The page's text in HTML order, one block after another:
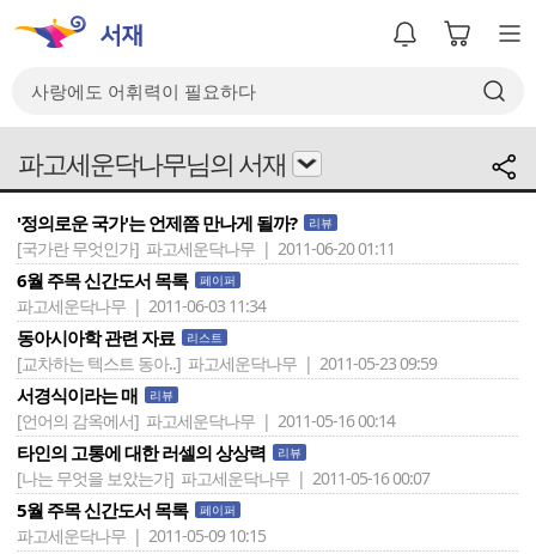
파고세운닥나무님의 서재
'정의로운 국가'는 언제쯤 만나게 될까? 리뷰
[국가란 무엇인가] 파고세운닥나무 | 2011-06-20 01:11
6월 주목 신간도서 목록 페이퍼
파고세운닥나무 | 2011-06-03 11:34
동아시아학 관련 자료 리스트
[교차하는 텍스트 동아..] 파고세운닥나무 | 2011-05-23 09:59
서경식이라는 매 리뷰
[언어의 감옥에서] 파고세운닥나무 | 2011-05-16 00:14
타인의 고통에 대한 러셀의 상상력 리뷰
[나는 무엇을 보았는가] 파고세운닥나무 | 2011-05-16 00:07
5월 주목 신간도서 목록 페이퍼
파고세운닥나무 | 2011-05-09 10:15